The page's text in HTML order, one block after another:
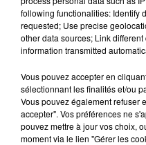
Karine Hurstel
100% Chez vous dans
22 novembre 2024 - 2
MARCHÉ DE NOEL
SUR 100%
following functionalities: Identify
requested; Use precise
other data sources; Link
information transmitted
Vous pouvez accepter en
sélectionnant les finalités et/ou
Vous pouvez également refuser
accepter". Vos préférences ne
pouvez mettre à jour vos choix,
moment via le lien "Gérer les